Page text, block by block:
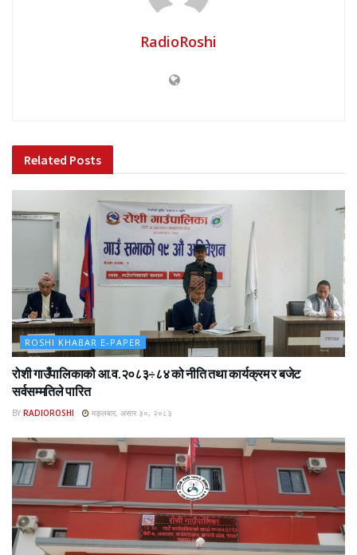
RadioRoshi
Related Posts
ROSHI KHABAR E-PAPER
रोशी गाउँपालिकाको आ.व.२०८३÷८४ को नीति तथा कार्यक्रम र बजेट
सर्वसम्मतिले पारित
BY RADIOROSHI मङ्लबार, असार ३०, २०८३